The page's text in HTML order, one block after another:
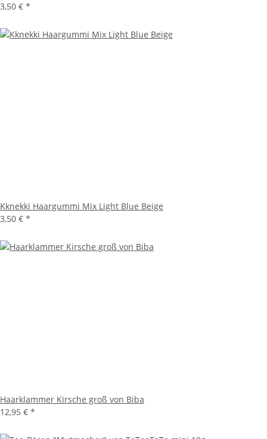
3,50 € *
Kknekki Haargummi Mix Light Blue Beige
3,50 € *
Haarklammer Kirsche groß von Biba
12,95 € *